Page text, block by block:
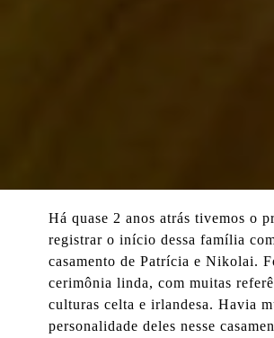
Há quase 2 anos atrás tivemos o
registrar o início dessa família
casamento de Patrícia e Nikolai.
cerimônia linda, com muitas
culturas celta e irlandesa. Havia
personalidade deles nesse